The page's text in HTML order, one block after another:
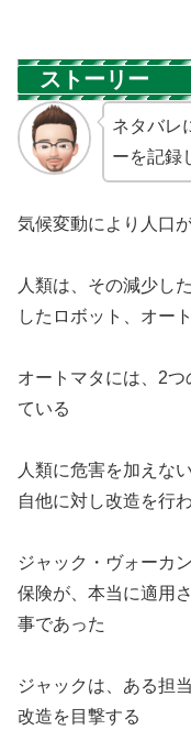
ストーリー
ネタバレ
ーを記録
気候変動により人口
人類は、その減少し
したロボット、オー
オートマタには、2
ている
人類に危害を加えない
自他に対し改造を行
ジャック・ヴォーカ
保険が、本当に適用
事であった
ジャックは、ある担
改造を目撃する